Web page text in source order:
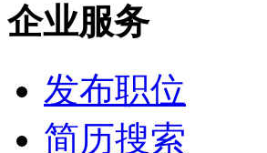
企业服务
发布职位
简历搜索